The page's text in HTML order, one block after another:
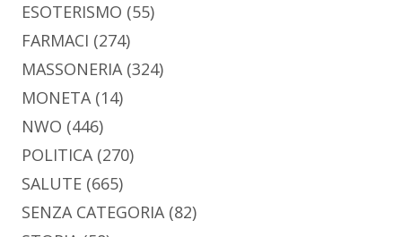
ESOTERISMO (55)
FARMACI (274)
MASSONERIA(324)
MONETA(14)
NWO (446)
POLITICA(270)
SALUTE (665)
SENZA CATEGORIA(82)